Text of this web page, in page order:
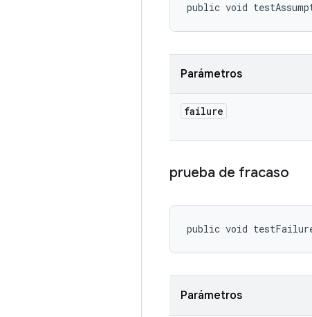
public void
Parámetros
failure
prueba de fracaso
public void
Parámetros